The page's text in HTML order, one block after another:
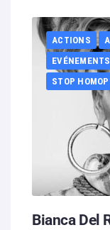
Boutique
Partenaires
Hébergement
ACTIONS
EVÉNEMENTS
STOP
Bianca Del